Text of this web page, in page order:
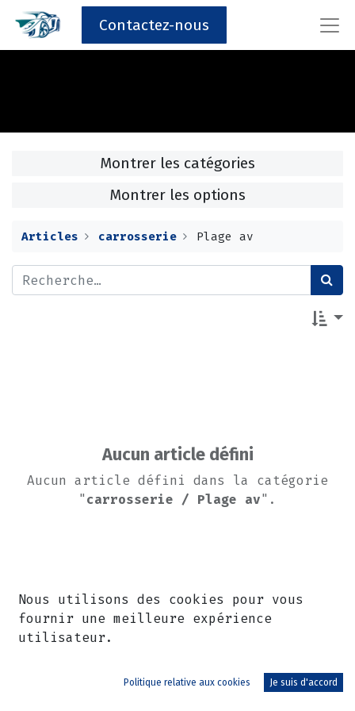
Contactez-nous
Montrer les catégories
Montrer les options
Articles carrosserie Plage av
Aucun article défini
Aucun article défini dans la catégorie
"carrosserie / Plage av".
Nous utilisons des cookies pour vous
fournir une meilleure expérience
utilisateur.
Politique relative aux cookies Je suis d'accord